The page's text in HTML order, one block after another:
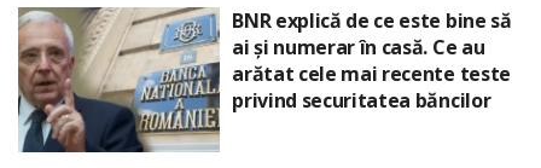
BNR explică de ce este bine să
ai și numerar în casă. Ce au
arătat cele mai recente teste
privind securitatea băncilor